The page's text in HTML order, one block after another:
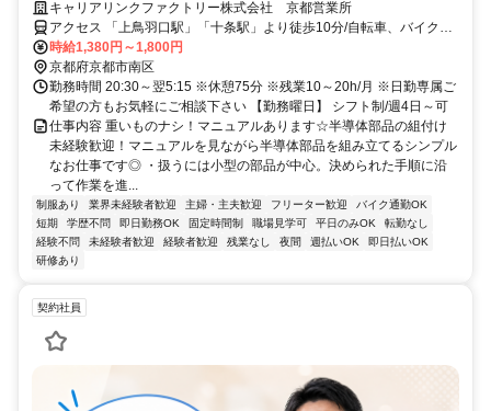
払いOK・未経験者歓迎
キャリアリンクファクトリー株式会社 京都営業所
アクセス 「上鳥羽口駅」「十条駅」より徒歩10分/自転車、バイク通
勤OK （無料駐輪場有）
時給1,380円～1,800円
京都府京都市南区
勤務時間 20:30～翌5:15 ※休憩75分 ※残業10～20h/月 ※日勤専属ご
希望の方もお気軽にご相談下さい 【勤務曜日】 シフト制/週4日～可
仕事内容 重いものナシ！マニュアルあります☆半導体部品の組付け
未経験歓迎！マニュアルを見ながら半導体部品を組み立てるシンプル
なお仕事です◎ ・扱うには小型の部品が中心。決められた手順に沿
って作業を進...
制服あり 業界未経験者歓迎 主婦・主夫歓迎 フリーター歓迎
バイク通勤OK
短期
学歴不問 即日勤務OK 固定時間制 職場見学可 平日のみOK
転勤なし
経験不問
未経験者歓迎 経験者歓迎 残業なし 夜間 週払いOK
即日払いOK
研修あり
契約社員